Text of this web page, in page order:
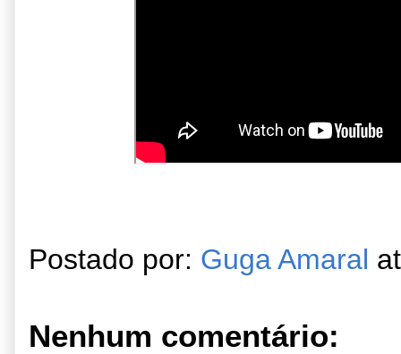
Postado por: Guga Amaral
Nenhum comentário: